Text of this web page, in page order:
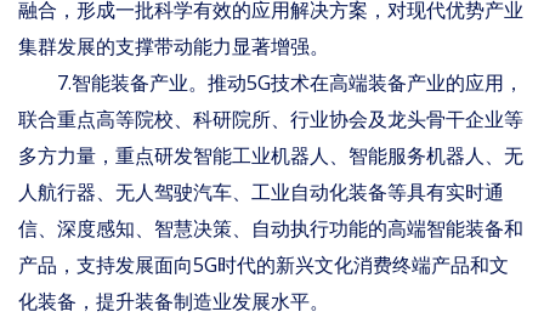
融合，形成一批科学有效的应用解决方案，对现代优势产业
集群发展的支撑带动能力显著增强。
7.智能装备产业。推动5G技术在高端装备产业的应用，
联合重点高等院校、科研院所、行业协会及龙头骨干企业等
多方力量，重点研发智能工业机器人、智能服务机器人、无
人航行器、无人驾驶汽车、工业自动化装备等具有实时通
信、深度感知、智慧决策、自动执行功能的高端智能装备和
产品，支持发展面向5G时代的新兴文化消费终端产品和文
化装备，提升装备制造业发展水平。